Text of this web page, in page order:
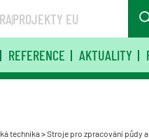
PROJEKTY EU
REFERENCE AKTUALITY
technika>Stroje pro zpracování půdy